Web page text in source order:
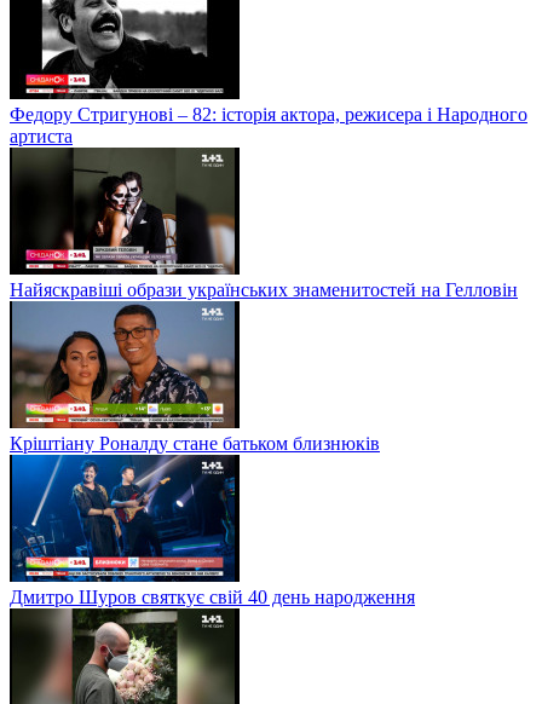
Федору Стригунові – 82: історія актора, режисера і Народного
артиста
Найяскравіші образи українських знаменитостей на Гелловін
Кріштіану Роналду стане батьком близнюків
Дмитро Шуров святкує свій 40 день народження